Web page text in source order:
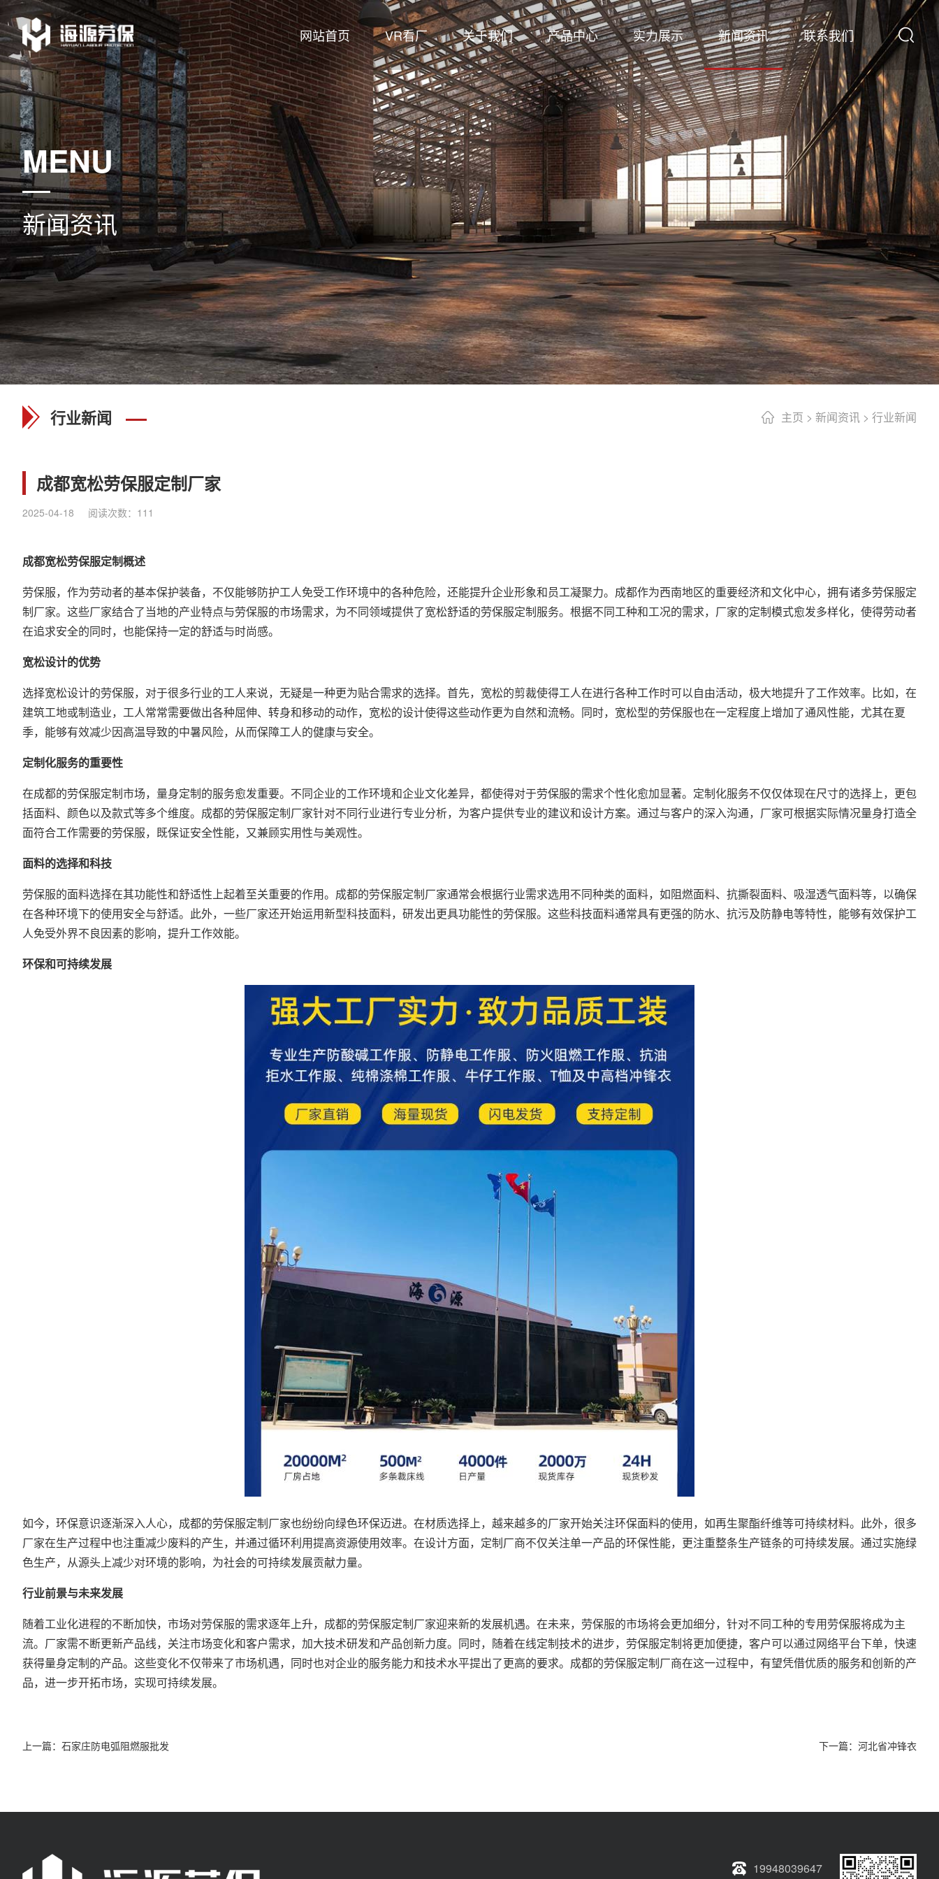
网站首页 VR看厂 关于我们 产品中心 实力展示 新闻资讯 联系我们
MENU
新闻资讯
主页 > 新闻资讯 > 行业新闻
行业新闻
成都宽松劳保服定制厂家
2025-04-18 阅读次数： 111
成都宽松劳保服定制概述
劳保服，作为劳动者的基本保护装备，不仅能够防护工人免受工作环境中的各种危险，还能提升企业形象和员工凝聚力。成都作为西南地区的重要经济和文化中心，拥有诸多劳保服定
制厂家。这些厂家结合了当地的产业特点与劳保服的市场需求，为不同领域提供了宽松舒适的劳保服定制服务。根据不同工种和工况的需求，厂家的定制模式愈发多样化，使得劳动者
在追求安全的同时，也能保持一定的舒适与时尚感。
宽松设计的优势
选择宽松设计的劳保服，对于很多行业的工人来说，无疑是一种更为贴合需求的选择。首先，宽松的剪裁使得工人在进行各种工作时可以自由活动，极大地提升了工作效率。比如，在
建筑工地或制造业，工人常常需要做出各种屈伸、转身和移动的动作，宽松的设计使得这些动作更为自然和流畅。同时，宽松型的劳保服也在一定程度上增加了通风性能，尤其在夏
季，能够有效减少因高温导致的中暑风险，从而保障工人的健康与安全。
定制化服务的重要性
在成都的劳保服定制市场，量身定制的服务愈发重要。不同企业的工作环境和企业文化差异，都使得对于劳保服的需求个性化愈加显著。定制化服务不仅仅体现在尺寸的选择上，更包
括面料、颜色以及款式等多个维度。成都的劳保服定制厂家针对不同行业进行专业分析，为客户提供专业的建议和设计方案。通过与客户的深入沟通，厂家可根据实际情况量身打造全
面符合工作需要的劳保服，既保证安全性能，又兼顾实用性与美观性。
面料的选择和科技
劳保服的面料选择在其功能性和舒适性上起着至关重要的作用。成都的劳保服定制厂家通常会根据行业需求选用不同种类的面料，如阻燃面料、抗撕裂面料、吸湿透气面料等，以确保
在各种环境下的使用安全与舒适。此外，一些厂家还开始运用新型科技面料，研发出更具功能性的劳保服。这些科技面料通常具有更强的防水、抗污及防静电等特性，能够有效保护工
人免受外界不良因素的影响，提升工作效能。
环保和可持续发展
如今，环保意识逐渐深入人心，成都的劳保服定制厂家也纷纷向绿色环保迈进。在材质选择上，越来越多的厂家开始关注环保面料的使用，如再生聚酯纤维等可持续材料。此外，很多
厂家在生产过程中也注重减少废料的产生，并通过循环利用提高资源使用效率。在设计方面，定制厂商不仅关注单一产品的环保性能，更注重整条生产链条的可持续发展。通过实施绿
色生产，从源头上减少对环境的影响，为社会的可持续发展贡献力量。
行业前景与未来发展
随着工业化进程的不断加快，市场对劳保服的需求逐年上升，成都的劳保服定制厂家迎来新的发展机遇。在未来，劳保服的市场将会更加细分，针对不同工种的专用劳保服将成为主
流。厂家需不断更新产品线，关注市场变化和客户需求，加大技术研发和产品创新力度。同时，随着在线定制技术的进步，劳保服定制将更加便捷，客户可以通过网络平台下单，快速
获得量身定制的产品。这些变化不仅带来了市场机遇，同时也对企业的服务能力和技术水平提出了更高的要求。成都的劳保服定制厂商在这一过程中，有望凭借优质的服务和创新的产
品，进一步开拓市场，实现可持续发展。
上一篇： 石家庄防电弧阻燃服批发 下一篇： 河北省冲锋衣
19948039647